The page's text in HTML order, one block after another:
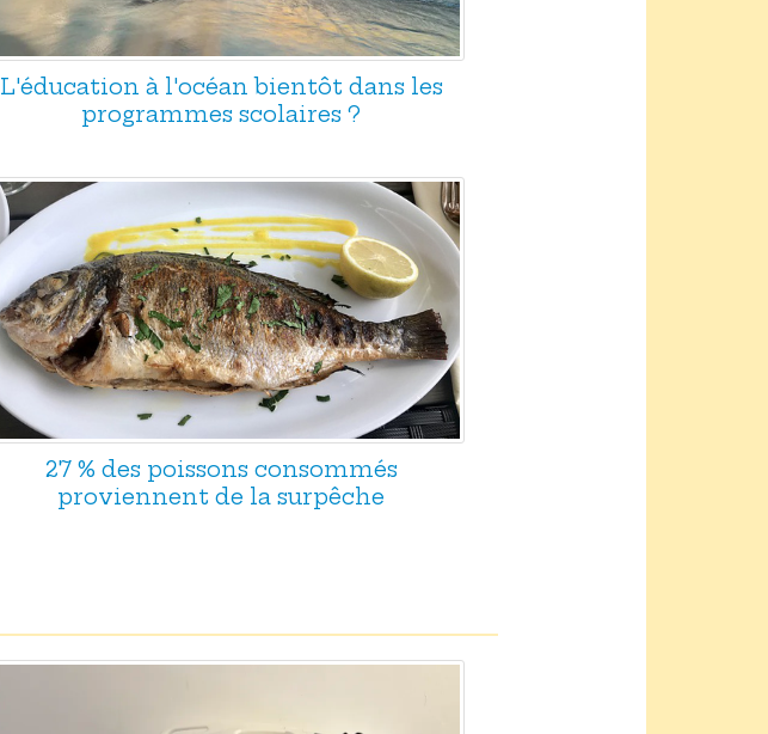
L'éducation à l'océan bientôt dans les
programmes scolaires ?
27 % des poissons consommés
proviennent de la surpêche